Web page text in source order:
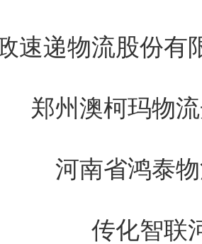
速递物流股份有
郑州澳柯玛物
河南省鸿泰
传化智联